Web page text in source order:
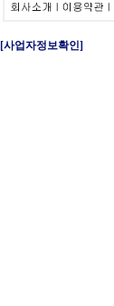
[사업자정보확인]